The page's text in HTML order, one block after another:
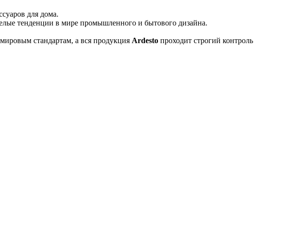
для дома.
тенденции в мире промышленного и бытового дизайна.
стандартам, а вся продукция Ardesto проходит строгий контроль